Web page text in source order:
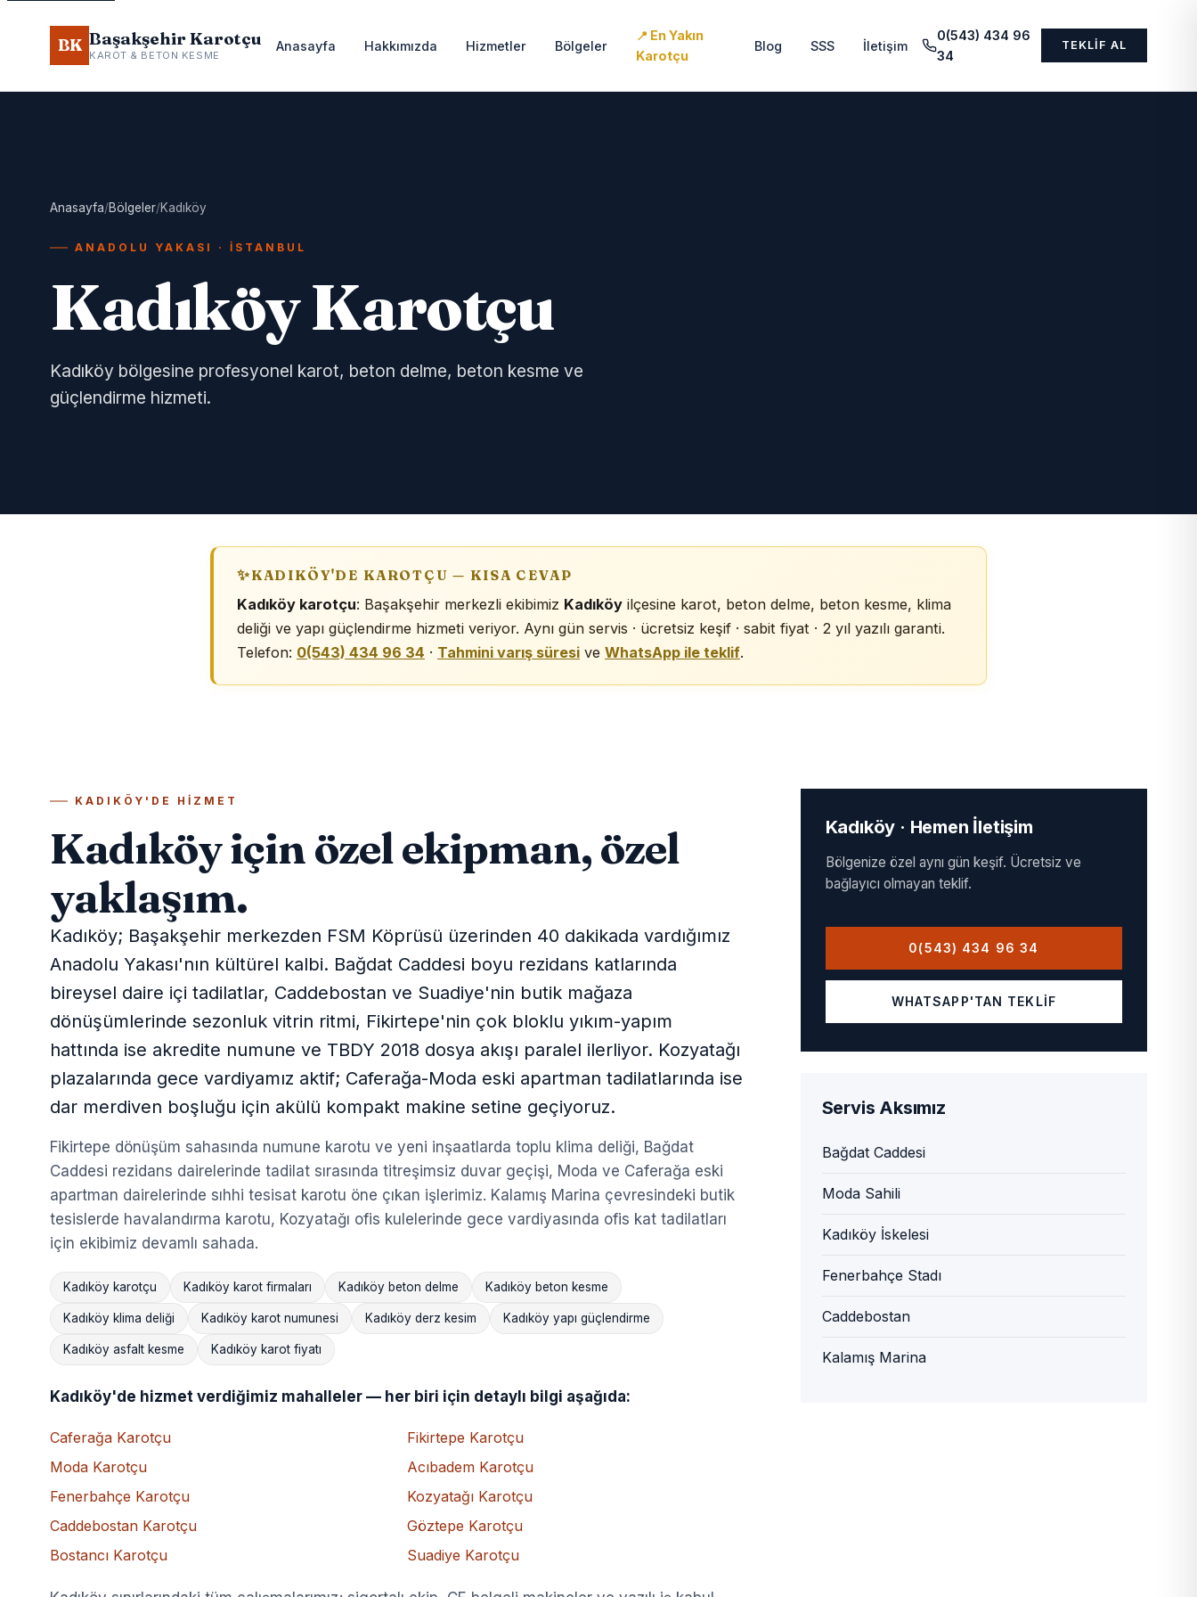
BK Başakşehir Karotçu
KAROT & BETON KESME
Anasayfa Hakkımızda Hizmetler Bölgeler
En Yakın
Karotçu
Blog SSS İletişim
0(543) 434 96
34
TEKLIF AL
Anasayfa/Bölgeler/Kadıköy
ANADOLU YAKASI · İSTANBUL
Kadıköy Karotçu
Kadıköy bölgesine profesyonel karot, beton delme, beton kesme ve
güçlendirme hizmeti.
KADIKÖY'DE KAROTÇU — KISA CEVAP
Kadıköy karotçu: Başakşehir merkezli ekibimiz Kadıköy ilçesine karot, beton delme, beton kesme, klima
deliği ve yapı güçlendirme hizmeti veriyor. Aynı gün servis · ücretsiz keşif · sabit fiyat · 2 yıl yazılı garanti.
Telefon: 0(543) 434 96 34 · Tahmini varış süresi ve WhatsApp ile teklif.
KADIKÖY'DE HIZMET
Kadıköy için özel ekipman, özel
yaklaşım.
Kadıköy; Başakşehir merkezden FSM Köprüsü üzerinden 40 dakikada vardığımız
Anadolu Yakası'nın kültürel kalbi. Bağdat Caddesi boyu rezidans katlarında
bireysel daire içi tadilatlar, Caddebostan ve Suadiye'nin butik mağaza
dönüşümlerinde sezonluk vitrin ritmi, Fikirtepe'nin çok bloklu yıkım-yapım
hattında ise akredite numune ve TBDY 2018 dosya akışı paralel ilerliyor. Kozyatağı
plazalarında gece vardiyamız aktif; Caferağa-Moda eski apartman tadilatlarında ise
dar merdiven boşluğu için akülü kompakt makine setine geçiyoruz.
Fikirtepe dönüşüm sahasında numune karotu ve yeni inşaatlarda toplu klima deliği, Bağdat
Caddesi rezidans dairelerinde tadilat sırasında titreşimsiz duvar geçişi, Moda ve Caferağa eski
apartman dairelerinde sıhhi tesisat karotu öne çıkan işlerimiz. Kalamış Marina çevresindeki butik
tesislerde havalandırma karotu, Kozyatağı ofis kulelerinde gece vardiyasında ofis kat tadilatları
için ekibimiz devamlı sahada.
Kadıköy karotçu Kadıköy karot firmaları Kadıköy beton delme Kadıköy beton kesme
Kadıköy klima deliği Kadıköy karot numunesi Kadıköy derz kesim Kadıköy yapı güçlendirme
Kadıköy asfalt kesme Kadıköy karot fiyatı
Kadıköy'de hizmet verdiğimiz mahalleler — her biri için detaylı bilgi aşağıda:
Caferağa Karotçu
Moda Karotçu
Fenerbahçe Karotçu
Caddebostan Karotçu
Bostancı Karotçu
Fikirtepe Karotçu
Acıbadem Karotçu
Kozyatağı Karotçu
Göztepe Karotçu
Suadiye Karotçu
Kadıköy · Hemen İletişim
Bölgenize özel aynı gün keşif. Ücretsiz ve
bağlayıcı olmayan teklif.
0(543) 434 96 34
WHATSAPP'TAN TEKLIF
Servis Aksımız
Bağdat Caddesi
Moda Sahili
Kadıköy İskelesi
Fenerbahçe Stadı
Caddebostan
Kalamış Marina